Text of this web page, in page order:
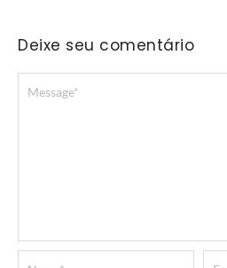
Deixe seu comentário